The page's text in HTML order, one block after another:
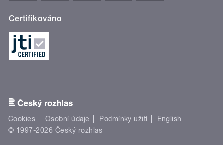
Certifikováno
Cookies Osobní údaje Podmínky užití
English
© 1997-2026 Český rozhlas